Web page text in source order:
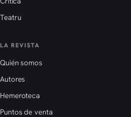
Teatru
LA REVISTA
Quién somos
Autores
Hemeroteca
Puntos de venta